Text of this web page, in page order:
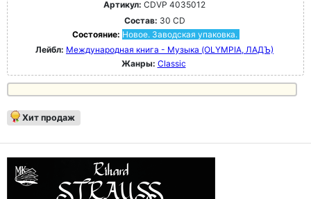
Артикул: CDVP 4035012
Состав: 30 CD
Состояние: Новое. Заводская упаковка.
Лейбл: Международная книга - Музыка (OLYMPIA, ЛАДЪ)
Жанры: Classic
Хит продаж